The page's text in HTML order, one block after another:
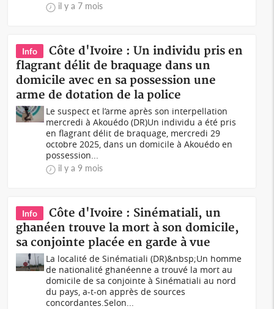
il y a 7 mois
Info
Côte d'Ivoire : Un individu pris en
flagrant délit de braquage dans un
domicile avec en sa possession une
arme de dotation de la police
Le suspect et l’arme après son interpellation
mercredi à Akouédo (DR)Un individu a été pris
en flagrant délit de braquage, mercredi 29
octobre 2025, dans un domicile à Akouédo en
possession...
il y a 9 mois
Info
Côte d'Ivoire : Sinématiali, un
ghanéen trouve la mort à son domicile,
sa conjointe placée en garde à vue
La localité de Sinématiali (DR)&nbsp;Un homme
de nationalité ghanéenne a trouvé la mort au
domicile de sa conjointe à Sinématiali au nord
du pays, a-t-on apprès de sources
concordantes.Selon...